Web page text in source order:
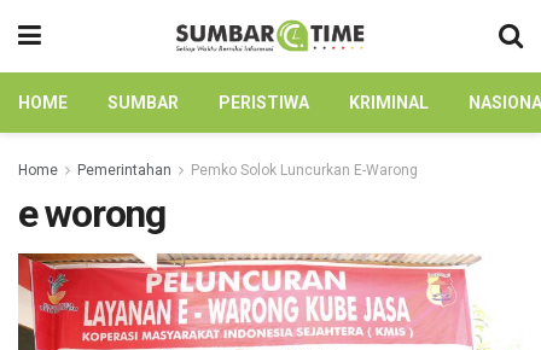
HOME SUMBAR PERISTIWA KRIMINAL
Home Pemerintahan Pemko Solok Luncurkan E-Warong
e worong